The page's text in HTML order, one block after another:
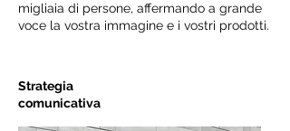
Strategia
comunicativa
migliaia di persone, affermando a grande
voce la vostra immagine e i vostri prodotti.